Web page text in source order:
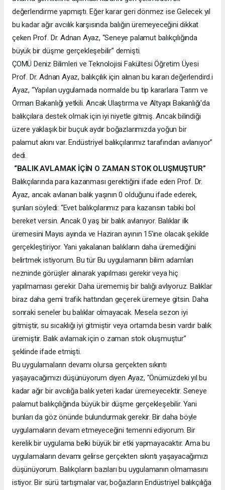
değerlendirme yapmıştı. Eğer karar geri dönmez ise Gelecek yıl
bu kadar ağır avcılık karşısında balığın üremeyeceğini dikkat
çeken Prof. Dr. Adnan Ayaz, “Seneye palamut balıkçılığında
büyük bir düşme gerçekleşebilir” demişti.
ÇOMÜ Deniz Bilimleri ve Teknolojisi Fakültesi Öğretim Üyesi
Prof. Dr. Adnan Ayaz, balıkçılık için alınan bu kararı değerlendird.i
Ayaz, “Yapılan uygulamada normalde bu tip kararlara Tarım ve
Orman Bakanlığı yetkili. Ancak Ulaştırma ve Altyapı Bakanlığı'da
balıkçılara destek olmak için iyi niyetle gitmiş. Ancak bilindiği
üzere yaklaşık bir buçuk aydır boğazlarımızda yoğun bir
palamut akını var. Endüstriyel balıkçılarımız tarafından avlanıyor”
dedi.
“BALIK AVLAMAK İÇİN O ZAMAN STOK OLUŞMUŞTUR”
Balıkçılarında para kazanması gerektiğini ifade eden Prof. Dr.
Ayaz, ancak avlanan balık yaşının 0 olduğunu ifade ederek,
şunları söyledi: “Evet balıkçılarımız para kazansın tabiki bol
bereket versin. Ancak 0 yaş bir balık avlanıyor. Balıklar ilk
üremesini Mayıs ayında ve Haziran ayının 15'ine olacak şekilde
gerçekleştiriyor. Yani yakalanan balıkların daha üremediğini
belirtmek istiyorum. Bu tür Bu uygulamanın bilim adamları
nezninde görüşler alınarak yapılması gerekir veya hiç
yapılmaması gerekir. Daha ürememiş bir balığı avlıyoruz. Balıklar
biraz daha gemi trafik hattından geçerek üremeye gitsin. Daha
sonraki seneler bu balıklar olmayacak. Mesela sezon iyi
gitmiştir, su sıcaklığı iyi gitmiştir veya ortamda besin vardır balık
üremiştir. Balık avlamak için o zaman stok oluşmuştur”
şeklinde ifade etmişti.
Bu uygulamaların devamı olursa gerçekten sıkıntı
yaşayacağımızı düşünüyorum diyen Ayaz, "Önümüzdeki yıl bu
kadar ağır bir avcılığa balık yeteri kadar üremeyecektir. Seneye
palamut balıkçılığında büyük bir düşme gerçekleşebilir. Yani
bunları da göz önünde bulundurmak gerekir. Bir daha böyle
uygulamaların devam etmeyeceğini temenni ediyorum. Bir
kerelik bir uygulama belki büyük bir etki yapmayacaktır. Ama bu
uygulamaların devamı gelirse gerçekten sıkıntı yaşayacağımızı
düşünüyorum. Balıkçıların bazıları bu uygulamanın olmamasını
istiyor. Bir sürü tartışmalar var, boğazların Endüstriyel balıkçılığa